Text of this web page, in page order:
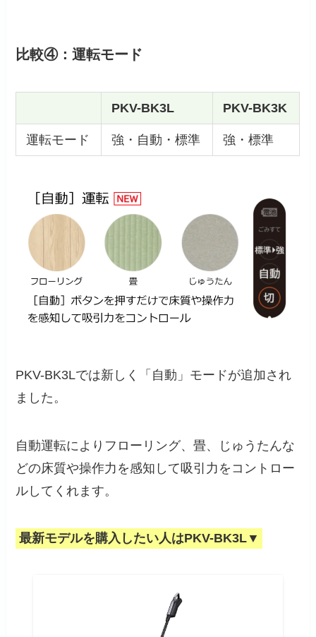
比較④：運転モード
PKV-BK3L PKV-BK3K
運転モード 強・自動・標準 強・標準
PKV-BK3Lでは新しく「自動」モードが追加され
ました。
自動運転によりフローリング、畳、じゅうたんな
どの床質や操作力を感知して吸引力をコントロー
ルしてくれます。
最新モデルを購入したい人はPKV-BK3L▼